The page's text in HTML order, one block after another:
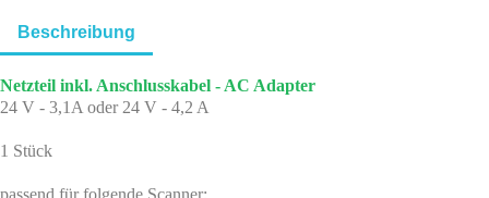
Beschreibung
Netzteil inkl. Anschlusskabel - AC Adapter
24 V - 3,1A oder 24 V - 4,2 A
1 Stück
passend für folgende Scanner: